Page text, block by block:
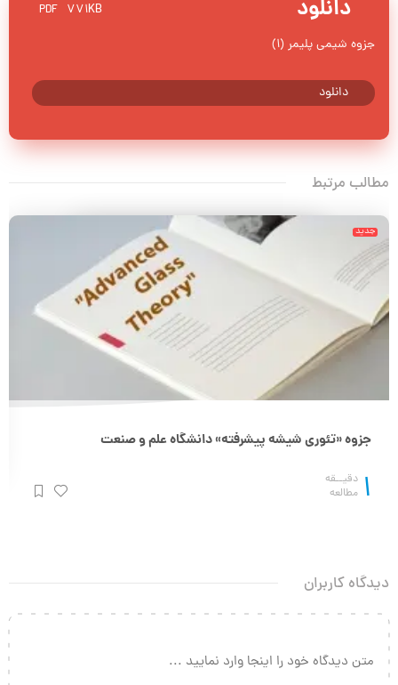
دانلود
جزوه شیمی پلیمر (1)
771KB
PDF
دانلود
مطالب مرتبط
جدید
جزوه «تئوری شیشه پیشرفته» دانشگاه علم و صنعت
1 دقیــقه
مطالعه
دیدگاه کاربران